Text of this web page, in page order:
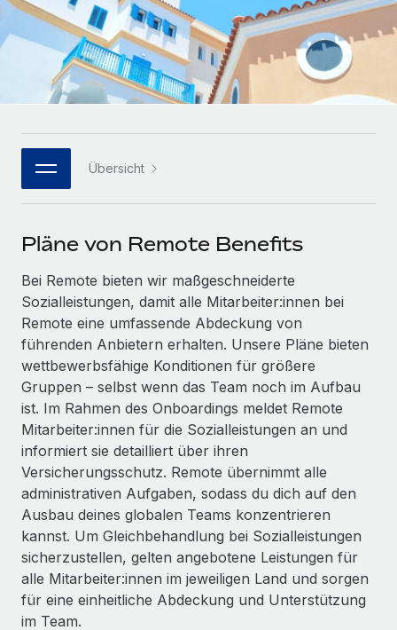
Remote Embedded
Nahtlose Integration der HR in bestehende Abläufe
Plattform
Integrierte HR-Kernfunktionen für dein Team
MCP
Integrationen
Tools
DIENSTLEISTUNGEN
Frag unsere Expert:innen
Hilfe von Expert:innen für globale HR & Compliance
Background-Checks
Einfacheres Bewerber:innen-Screening
Compliance Watchtower
Lückenlose Compliance
Geräteverwaltung
Globale Bereitstellung und Verfolgung von IT-
Geräten
Gründung von Niederlassungen
Schnelle, rechtssichere Gründung von
Maßgeschneiderte HR-Lösungen, um Teams zu
vergrößern
Enterprise
Globale HR für Konzerne und Großunternehmen
PARTNER WERDEN
Flexible Einbettung von Global-HR-Funktionen in deine
Entdecke die Möglichkeiten einer Partnerschaft
Remote Build
Demnächst verfügbar
Beratung zu Integrationen und KI-Automatisierung
FALLSTUDIEN
So hat der KI-Vorreiter Weaviate sein Team mit
Remote um 120 % vergrößert
Weaviate auf einen Blick Weaviate entwickelt KI-basierte
Open-Source-Infrastrukturen. Das...
Mehr erfahren
Strategische Partnerschaft zwischen
Reverse Tech und Remote für Contractor
Forschung und Leitfäden
Fallstudien
HR-Glossar
Bibliothek für Stellenbeschreibungen
Webinare
Events
Newsroom
Informationen zu Gehältern und Qualifikationen
Insights Center
Hol dir Unterstützung
BLOG
Globale Payroll
EOR und PEO
Contractor Management
Steuern
Italiano
Português (Portugal)
한국어 Übersicht
Pläne von Remote Benefits
Bei Remote bieten wir maßgeschneiderte
Sozialleistungen, damit alle Mitarbeiter:innen bei
Remote eine umfassende Abdeckung von
führenden Anbietern erhalten. Unsere Pläne bieten
wettbewerbsfähige Konditionen für größere
Gruppen – selbst wenn das Team noch im Aufbau
ist. Im Rahmen des Onboardings meldet Remote
Mitarbeiter:innen für die Sozialleistungen an und
informiert sie detailliert über ihren
Versicherungsschutz. Remote übernimmt alle
administrativen Aufgaben, sodass du dich auf den
Ausbau deines globalen Teams konzentrieren
kannst. Um Gleichbehandlung bei Sozialleistungen
sicherzustellen, gelten angebotene Leistungen für
alle Mitarbeiter:innen im jeweiligen Land und sorgen
für eine einheitliche Abdeckung und Unterstützung
im Team.